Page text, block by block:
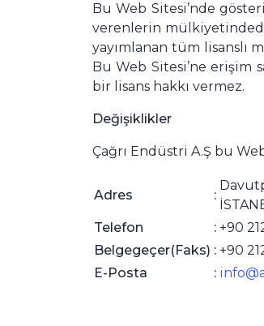
Bu Web Sitesi’nde
verenlerin
yayımlanan tüm lisanslı
Bu Web Sitesi’ne erişim
bir lisans hakkı vermez.
Değişiklikler
Çağrı Endüstri A.Ş bu
Adres :
Telefon
: +90
Belgegeçer(Faks) : +90
E-Posta
: